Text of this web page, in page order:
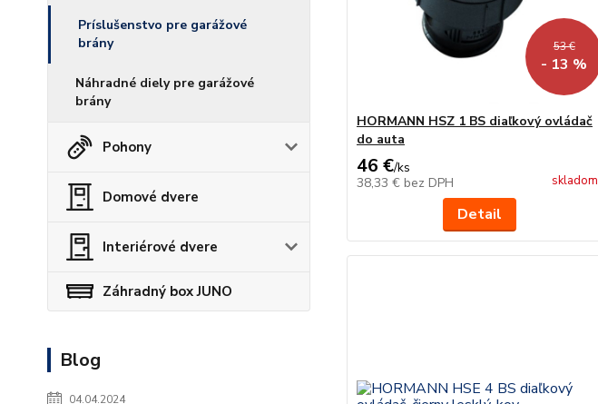
Príslušenstvo pre garážové
brány
Náhradné diely pre garážové
brány
Pohony
Domové dvere
Interiérové dvere
Záhradný box JUNO
Blog
04.04.2024
53 €
- 13 %
HORMANN HSZ 1 BS diaľkový ovládač
do auta
46 €/ks
38,33 € bez DPH skladom
Detail